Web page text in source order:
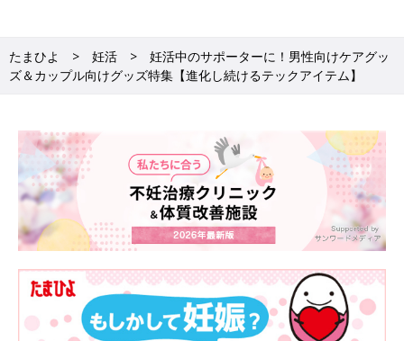
たまひよ 妊活
妊活中のサポーターに！男性向けケアグッ
ズ＆カップル向けグッズ特集【進化し続けるテックアイテム】